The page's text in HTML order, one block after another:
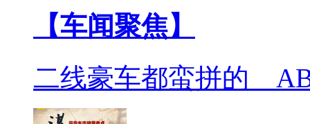
【车闻聚焦】
二线豪车都蛮拼的